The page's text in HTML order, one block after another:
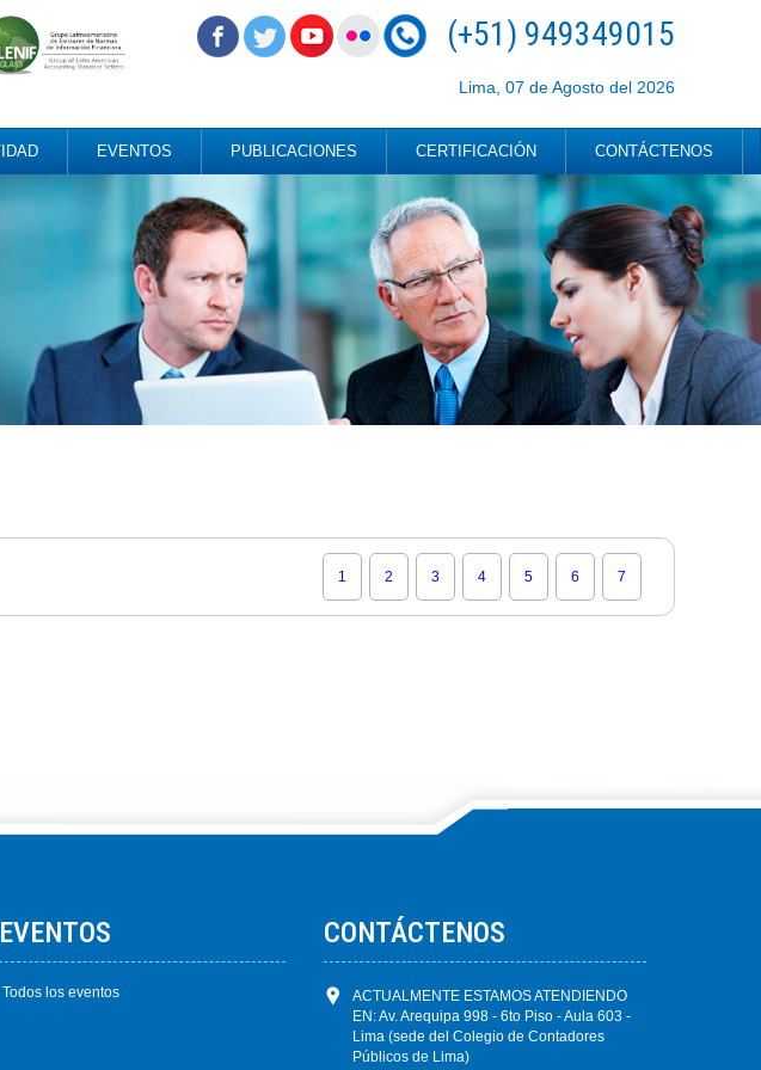
(+51) 949349015
Lima, 07 de Agosto del 2026
EVENTOS PUBLICACIONES CERTIFICACIÓN CONTÁCTENOS
1 2 3 4 5 6 7
EVENTOS
Todos los eventos
CONTÁCTENOS
ACTUALMENTE ESTAMOS ATENDIENDO
EN: Av. Arequipa 998 - 6to Piso - Aula 603 -
Lima (sede del Colegio de Contadores
Públicos de Lima)